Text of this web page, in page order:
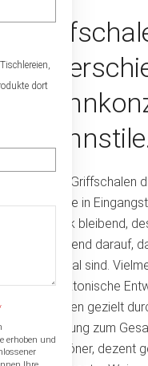
Unsere Griffschalen
Montage in
Eindruck bleibend,
zunehmend darauf,
funktional sind.
architektonische
Haustüren gezielt
Ausführung zum
Ein schöner, dezent
dort
erhoben und